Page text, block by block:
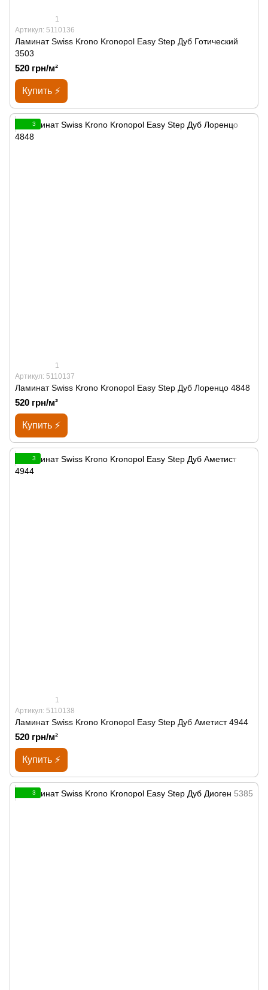
1
Артикул: 5110136
Ламинат Swiss Krono Kronopol Easy Step Дуб Готический
3503
520 грн/м²
Купить ⚡
3
1
Артикул: 5110137
Ламинат Swiss Krono Kronopol Easy Step Дуб Лоренцо 4848
520 грн/м²
Купить ⚡
3
1
Артикул: 5110138
Ламинат Swiss Krono Kronopol Easy Step Дуб Аметист 4944
520 грн/м²
Купить ⚡
3